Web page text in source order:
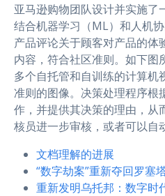
亚马逊购物团队设计并实施了
结合机器学习（ML）和人机
产品评论关于顾客对产品的体
内容，符合社区准则。如下图
多个自托管和自训练的计算机
准则的图像。决策处理程序
作，并提供其决策的理由，从
核员进一步审核，或者可以自
文档理解的进展
“数字劫案”重新夺回罗塞
重新发明乌托邦：数字时